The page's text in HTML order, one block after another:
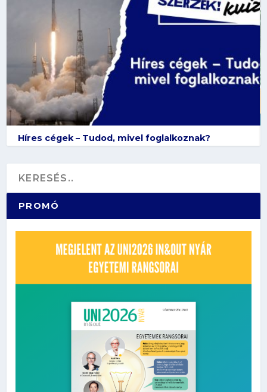
Híres cégek – Tudod, mivel foglalkoznak?
PROMÓ